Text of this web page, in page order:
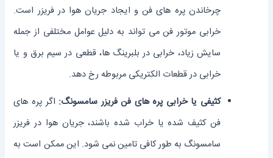
چرخاندن پره‌ های فن و ایجاد جریان هوا در فریزر است.
خرابی موتور فن می ‌تواند به دلیل عوامل مختلفی از جمله
سایش زیاد، خرابی در بلبرینگ ‌ها، قطعی در سیم برق و یا
خرابی در قطعات الکتریکی مربوطه رخ دهد.
کثیفی یا خرابی پره‌ های فن فریزر سامسونگ: اگر پره‌ های
فن کثیف شده یا خراب شده باشند، جریان هوا در فریزر
سامسونگ به طور کافی تامین نمی‌ شود. این ممکن است به